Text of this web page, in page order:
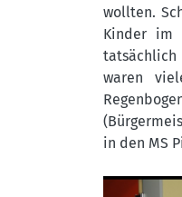
wollten.
Kinder im
tatsächlich
waren
in den MS